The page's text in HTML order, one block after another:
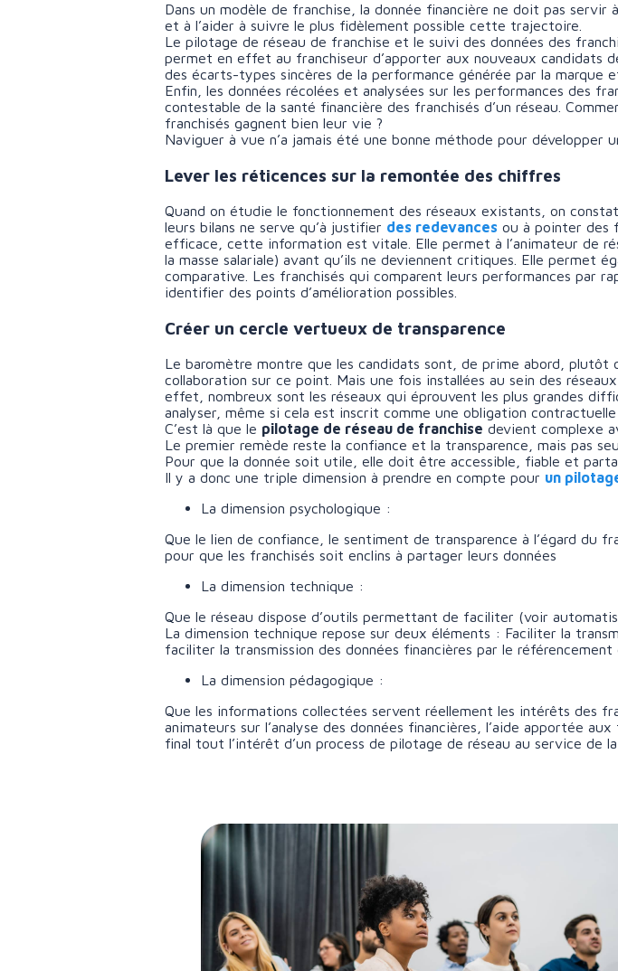
Dans un modèle de franchise, la donnée financière ne doit pas
et à l’aider à suivre le plus fidèlement possible cette trajectoire.
Le pilotage de réseau de franchise et le suivi des données des
permet en effet au franchiseur d’apporter aux nouveaux candidats
des écarts-types sincères de la performance générée par la marque
Enfin, les données récolées et analysées sur les performances des
contestable de la santé financière des franchisés d’un réseau.
franchisés gagnent bien leur vie ?
Naviguer à vue n’a jamais été une bonne méthode pour développer
Lever les réticences sur la remontée des chiffres
Quand on étudie le fonctionnement des réseaux existants, on
leurs bilans ne serve qu’à justifier des redevances ou à pointer des
efficace, cette information est vitale. Elle permet à l’animateur de
la masse salariale) avant qu’ils ne deviennent critiques. Elle permet
comparative. Les franchisés qui comparent leurs performances par
identifier des points d’amélioration possibles.
Créer un cercle vertueux de transparence
Le baromètre montre que les candidats sont, de prime abord, plutôt
collaboration sur ce point. Mais une fois installées au sein des
effet, nombreux sont les réseaux qui éprouvent les plus grandes
analyser, même si cela est inscrit comme une obligation
C’est là que le pilotage de réseau de franchise devient complexe
Le premier remède reste la confiance et la transparence, mais pas
Pour que la donnée soit utile, elle doit être accessible, fiable et
Il y a donc une triple dimension à prendre en compte pour un
La dimension psychologique :
Que le lien de confiance, le sentiment de transparence à l’égard du
pour que les franchisés soit enclins à partager leurs données
La dimension technique :
Que le réseau dispose d’outils permettant de faciliter (voir
La dimension technique repose sur deux éléments : Faciliter la
faciliter la transmission des données financières par le
La dimension pédagogique :
Que les informations collectées servent réellement les intérêts des
animateurs sur l’analyse des données financières, l’aide apportée
final tout l’intérêt d’un process de pilotage de réseau au service de